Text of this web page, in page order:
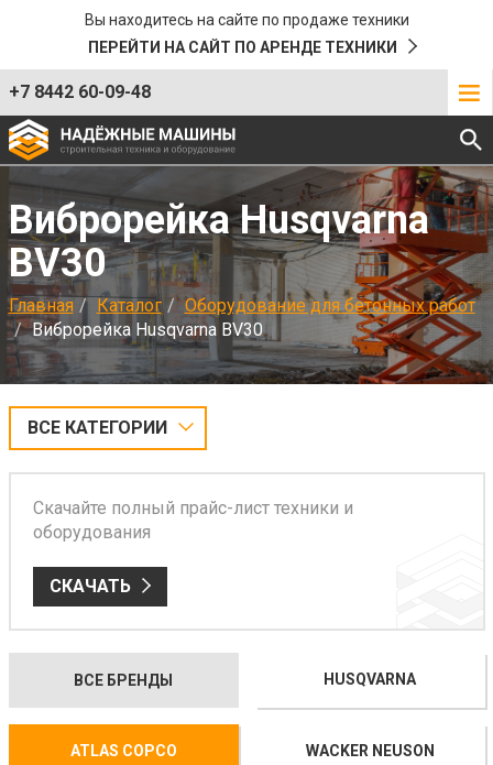
Вы находитесь на сайте по продаже техники
ПЕРЕЙТИ НА САЙТ ПО АРЕНДЕ ТЕХНИКИ
+7 8442 60-09-48
Виброрейка Husqvarna
BV30
Главная Каталог
Оборудование для бетонных работ
Виброрейка Husqvarna BV30
ВСЕ КАТЕГОРИИ
Скачайте полный прайс-лист техники и
оборудования
СКАЧАТЬ
ВСЕ БРЕНДЫ HUSQVARNA
ATLAS COPCO WACKER NEUSON